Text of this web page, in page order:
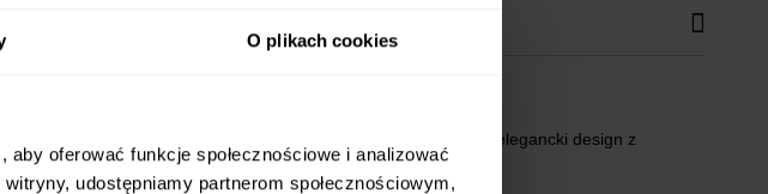
O plikach cookies
oferować funkcje społecznościowe i analizować
udostępniamy partnerom społecznościowym,
to idealne rozwiązanie, które łączy elegancki design z